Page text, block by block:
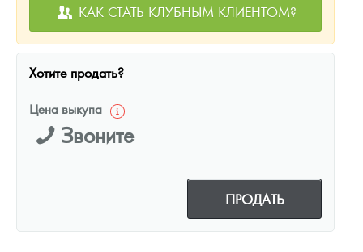
КАК СТАТЬ КЛУБНЫМ КЛИЕНТОМ?
Хотите продать?
Цена выкупа
Звоните
ПРОДАТЬ